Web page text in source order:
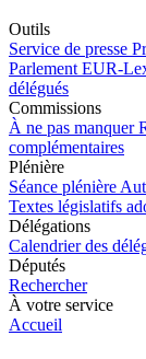
Outils
Service de presse
Parlement EUR-
délégués
Commissions
À ne pas manquer
complémentaires
Plénière
Séance plénière
Textes législatifs
Délégations
Calendrier des
Députés
Rechercher
À votre service
Accueil